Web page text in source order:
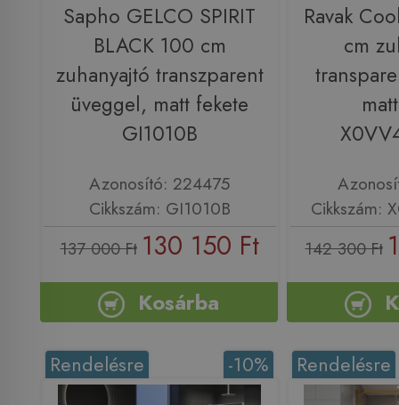
Sapho GELCO SPIRIT
BLACK 100 cm
zuhanyajtó transzparent
üveggel, matt fekete
GI1010B
Azonosító: 224475
Cikkszám: GI1010B
137 000 Ft 130 150 Ft
Kosárba
Ravak
cm
Cikkszám:
142 300 Ft
-10%
Rendelésre Rendelésre